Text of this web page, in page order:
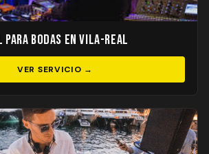
para Bodas en Vila-real
VER SERVICIO →